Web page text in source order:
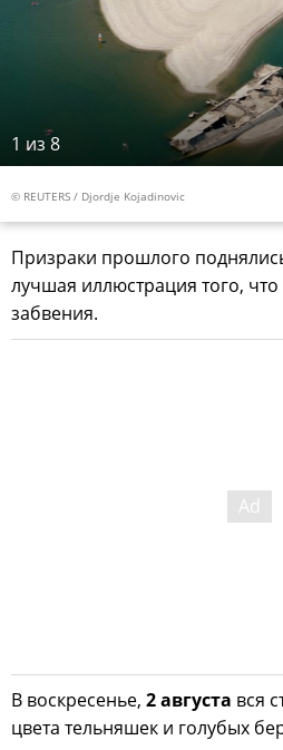
1 из 8
© REUTERS / Djordje Kojadinovic
Призраки прошлого
лучшая иллюстрация того,
забвения.
В воскресенье, 2 августа вся
цвета тельняшек и голубых